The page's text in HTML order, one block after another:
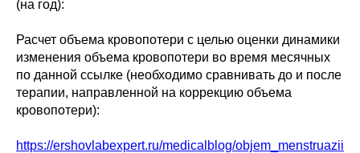
(на год):
Расчет объема кровопотери с целью оценки динамики
изменения объема кровопотери во время месячных
по данной ссылке (необходимо сравнивать до и после
терапии, направленной на коррекцию объема
кровопотери):
https://ershovlabexpert.ru/medicalblog/objem_menstruazii